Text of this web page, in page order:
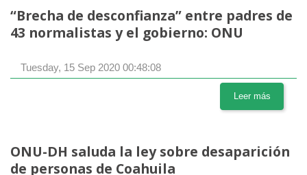
“Brecha de desconfianza” entre padres de
43 normalistas y el gobierno: ONU
Tuesday, 15 Sep 2020 00:48:08
Leer más
ONU-DH saluda la ley sobre desaparición
de personas de Coahuila